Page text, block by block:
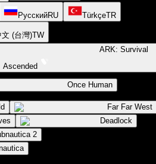
РусскийRU TürkçeTR
(台灣)TW
ARK: Survival
Ascended
Once Human
Far Far West
Deadlock
2